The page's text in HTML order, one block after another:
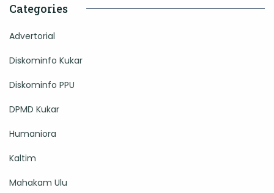
Categories
Advertorial
Diskominfo Kukar
Diskominfo PPU
DPMD Kukar
Humaniora
Kaltim
Mahakam Ulu